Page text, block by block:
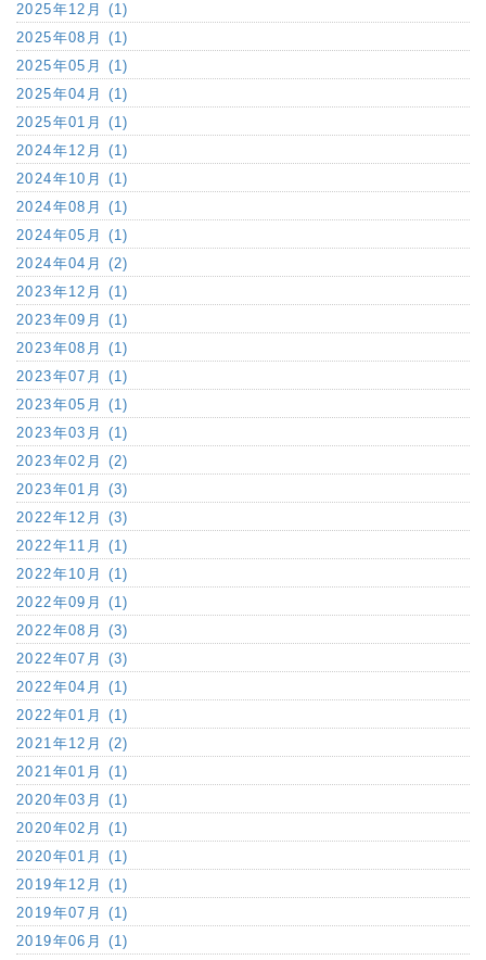
2025年12月 (1)
2025年08月 (1)
2025年05月 (1)
2025年04月 (1)
2025年01月 (1)
2024年12月 (1)
2024年10月 (1)
2024年08月 (1)
2024年05月 (1)
2024年04月 (2)
2023年12月 (1)
2023年09月 (1)
2023年08月 (1)
2023年07月 (1)
2023年05月 (1)
2023年03月 (1)
2023年02月 (2)
2023年01月 (3)
2022年12月 (3)
2022年11月 (1)
2022年10月 (1)
2022年09月 (1)
2022年08月 (3)
2022年07月 (3)
2022年04月 (1)
2022年01月 (1)
2021年12月 (2)
2021年01月 (1)
2020年03月 (1)
2020年02月 (1)
2020年01月 (1)
2019年12月 (1)
2019年07月 (1)
2019年06月 (1)